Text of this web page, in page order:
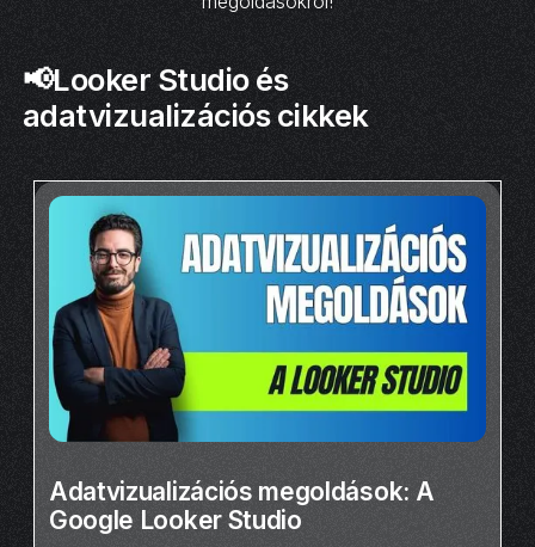
📢Looker Studio és
adatvizualizációs cikkek
Adatvizualizációs megoldások: A
Google Looker Studio